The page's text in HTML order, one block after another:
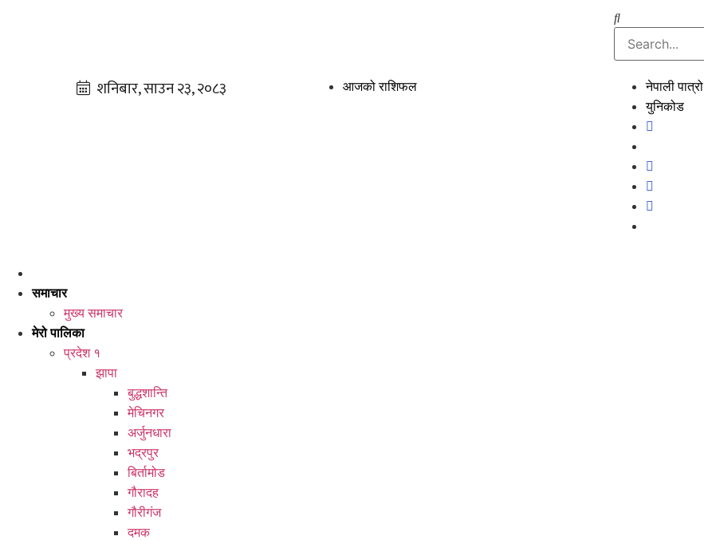
आजको राशिफल
नेपाली पात्रो
युनिकोड
समाचार
मुख्य समाचार
मेरो पालिका
प्रदेश १
झापा
बुद्धशान्ति
मेचिनगर
अर्जुनधारा
भद्रपुर
बिर्तामोड
गौरादह
गौरीगंज
दमक